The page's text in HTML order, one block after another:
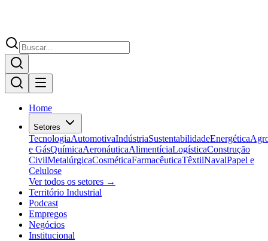
Home
Setores
TecnologiaAutomotivaIndústriaSustentabilidadeEnergética
e GásQuímicaAeronáuticaAlimentíciaLogísticaConstrução
CivilMetalúrgicaCosméticaFarmacêuticaTêxtilNavalPapel e
Celulose
Ver todos os setores →
Território Industrial
Podcast
Empregos
Negócios
Institucional